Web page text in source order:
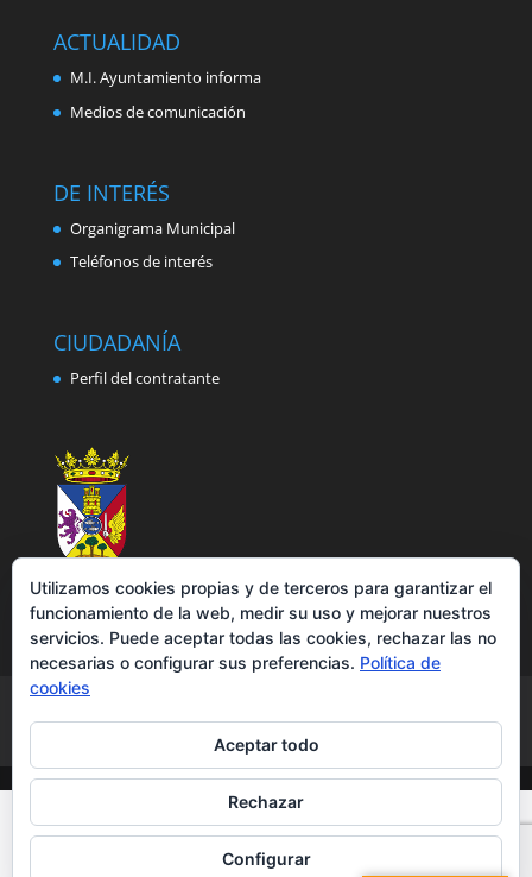
ACTUALIDAD
M.I. Ayuntamiento informa
Medios de comunicación
DE INTERÉS
Organigrama Municipal
Teléfonos de interés
CIUDADANÍA
Perfil del contratante
Política de cookies
Accesibilidad
Utilizamos cookies propias y de terceros para garantizar el
funcionamiento de la web, medir su uso y mejorar nuestros
servicios. Puede aceptar todas las cookies, rechazar las no
necesarias o configurar sus preferencias. Política de
cookies
Aceptar todo
Rechazar
Configurar